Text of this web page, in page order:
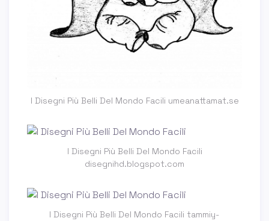
I Disegni Più Belli Del Mondo Facili umeanattamat.se
I Disegni Più Belli Del Mondo Facili
disegnihd.blogspot.com
I Disegni Più Belli Del Mondo Facili tammiy-